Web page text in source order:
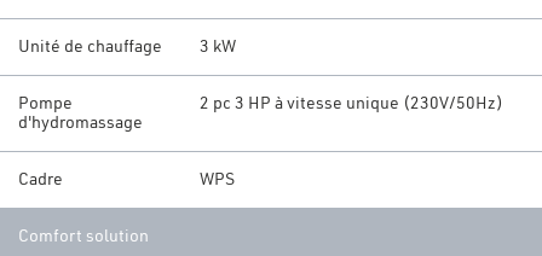
Unité de chauffage 3 kW
Pompe
d'hydromassage
2 pc 3 HP à vitesse unique (230V/50Hz)
Cadre WPS
Comfort solution